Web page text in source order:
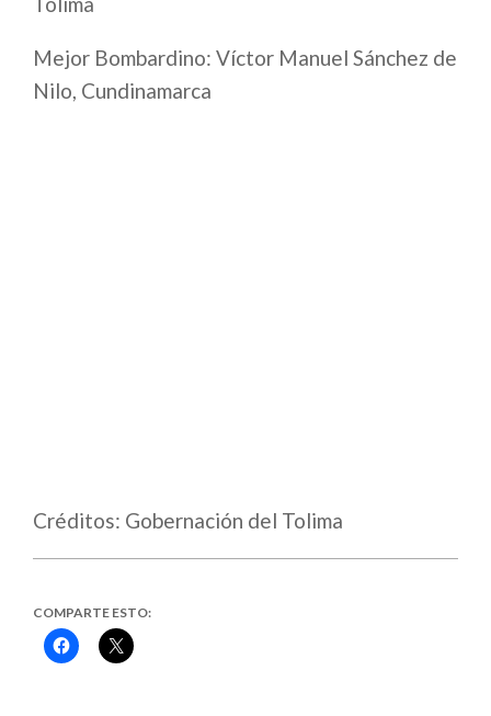
Mejor Bombardino: Víctor Manuel Sánchez de
Nilo, Cundinamarca
Créditos: Gobernación del Tolima
COMPARTE ESTO:
Haz
clic
Haz
clic